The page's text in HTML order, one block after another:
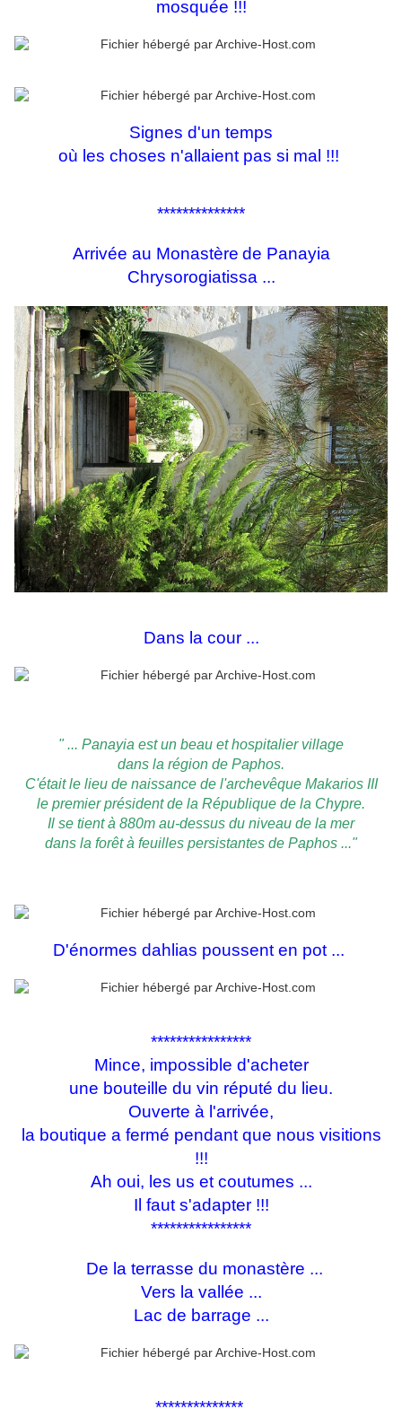
mosquée !!!
Signes d'un temps
où les choses n'allaient pas si mal !!!
**************
Arrivée au Monastère de Panayia
Chrysorogiatissa ...
Dans la cour ...
" ... Panayia est un beau et hospitalier village
dans la région de Paphos.
C'était le lieu de naissance de l'archevêque Makarios III
le premier président de la République de la Chypre.
Il se tient à 880m au-dessus du niveau de la mer
dans la forêt à feuilles persistantes de Paphos ..."
D'énormes dahlias poussent en pot ...
****************
Mince, impossible d'acheter
une bouteille du vin réputé du lieu.
Ouverte à l'arrivée,
la boutique a fermé pendant que nous visitions
!!!
Ah oui, les us et coutumes ...
Il faut s'adapter !!!
****************
De la terrasse du monastère ...
Vers la vallée ...
Lac de barrage ...
**************